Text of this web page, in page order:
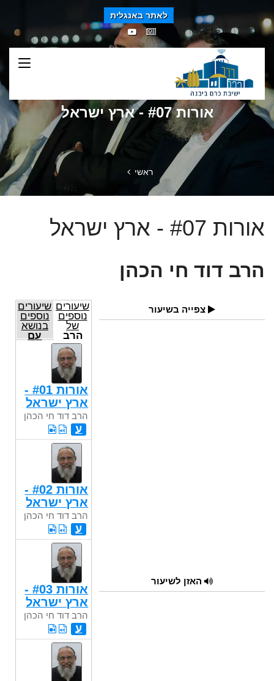
לאתר באנגלית
אורות #07 - ארץ ישראל
ראשי
אורות #07 - ארץ ישראל
הרב דוד חי הכהן
צפייה בשיעור
האזן לשיעור
שיעורים
נוספים
של
הרב
דוד חי
הכהן
שיעורים
נוספים
בנושא
עם
אורות #01 -
ארץ ישראל
הרב דוד חי הכהן
ע
אורות #02 -
ארץ ישראל
הרב דוד חי הכהן
ע
אורות #03 -
ארץ ישראל
הרב דוד חי הכהן
ע